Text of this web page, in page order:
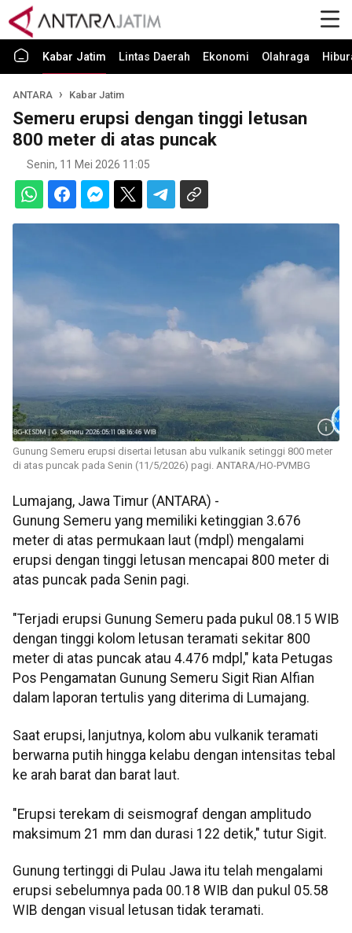
Kabar Jatim Lintas Daerah Ekonomi Olahraga
ANTARA Kabar Jatim
Semeru erupsi dengan tinggi letusan
800 meter di atas puncak
Senin, 11 Mei 2026 11:05
Gunung Semeru erupsi disertai letusan abu vulkanik setinggi 800 meter
di atas puncak pada Senin (11/5/2026) pagi. ANTARA/HO-PVMBG
Lumajang, Jawa Timur (ANTARA) -
Gunung Semeru yang memiliki ketinggian 3.676
meter di atas permukaan laut (mdpl) mengalami
erupsi dengan tinggi letusan mencapai 800 meter di
atas puncak pada Senin pagi.
"Terjadi erupsi Gunung Semeru pada pukul 08.15 WIB
dengan tinggi kolom letusan teramati sekitar 800
meter di atas puncak atau 4.476 mdpl," kata Petugas
Pos Pengamatan Gunung Semeru Sigit Rian Alfian
dalam laporan tertulis yang diterima di Lumajang.
Saat erupsi, lanjutnya, kolom abu vulkanik teramati
berwarna putih hingga kelabu dengan intensitas tebal
ke arah barat dan barat laut.
"Erupsi terekam di seismograf dengan amplitudo
maksimum 21 mm dan durasi 122 detik," tutur Sigit.
Gunung tertinggi di Pulau Jawa itu telah mengalami
erupsi sebelumnya pada 00.18 WIB dan pukul 05.58
WIB dengan visual letusan tidak teramati.